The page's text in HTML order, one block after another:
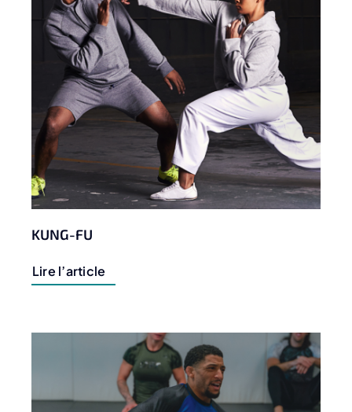
KUNG-FU
Lire l’article